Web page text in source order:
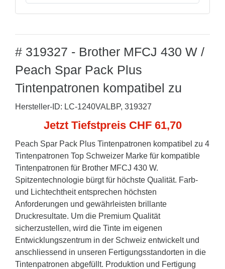
# 319327 - Brother MFCJ 430 W /
Peach Spar Pack Plus
Tintenpatronen kompatibel zu
Hersteller-ID: LC-1240VALBP, 319327
Jetzt Tiefstpreis CHF 61,70
Peach Spar Pack Plus Tintenpatronen kompatibel zu 4
Tintenpatronen Top Schweizer Marke für kompatible
Tintenpatronen für Brother MFCJ 430 W.
Spitzentechnologie bürgt für höchste Qualität. Farb-
und Lichtechtheit entsprechen höchsten
Anforderungen und gewährleisten brillante
Druckresultate. Um die Premium Qualität
sicherzustellen, wird die Tinte im eigenen
Entwicklungszentrum in der Schweiz entwickelt und
anschliessend in unseren Fertigungsstandorten in die
Tintenpatronen abgefüllt. Produktion und Fertigung